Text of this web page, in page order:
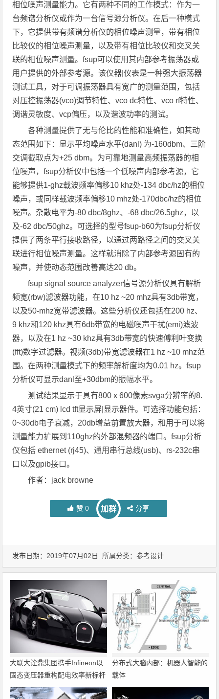
相位噪声测量能力。它有两种不同的工作模式：作为一
台频谱分析仪或作为一台信号源分析仪。在后一种模式
下，它提供带有频谱分析仪的相位噪声测量，带有相位
比较仪的相位噪声测量，以及带有相位比较仪和交叉关
联的相位噪声测量。fsup可以使用其内部参考振荡器或
用户提供的外部参考源。该仪器|仪表是一种强大振荡器
测试工具，对于可调振荡器具有宽广的测量范围，包括
对压控振荡器(vco)调节特性、vco dc特性、vco rf特性、
调谐灵敏度、vcp偏压，以及谐波功率的测试。
各种测量提供了无与伦比的性能和准确性，如其动
态范围如下：显示平均噪声水平(danl) 为-160dbm、三阶
交调截取点为+25 dbm。为可靠地测量高频振荡器的相
位噪声，fsup分析仪中包括一个低噪声内部参考源，它
能够提供1-ghz载波频率偏移10 khz处-134 dbc/hz的相位
噪声，或同样载波频率偏移10 mhz处-170dbc/hz的相位
噪声。杂散电平为-80 dbc/8ghz、-68 dbc/26.5ghz，以
及-62 dbc/50ghz。可选择的型号fsup-b60为fsup分析仪
提供了两条平行接收路径，以通过两路径之间的交叉关
联进行相位噪声测量。这样就消除了内部参考源固有的
噪声，并使动态范围改善高达20 db。
fsup signal source analyzer信号源分析仪具有解析
频宽(rbw)滤波器功能，在10 hz ~20 mhz具有3db带宽，
以及50-mhz宽带滤波器。这些分析仪还包括在200 hz、
9 khz和120 khz具有6db带宽的电磁噪声干扰(emi)滤波
器，以及在1 hz ~30 khz具有3db带宽的快速傅利叶变换
(fft)数字过滤器。视频(3db)带宽滤波器在1 hz ~10 mhz范
围。在两种测量模式下的频率解析度均为0.01 hz。fsup
分析仪可显示danl至+30dbm的振幅水平。
测试结果显示于具有800 x 600像素svga分辨率的8.
4英寸(21 cm) lcd tft显示屏|显示器件。可选择功能包括：
0~30db电子衰减，20db增益前置放大器，和用于可以将
测量能力扩展到110ghz的外部混频器的端口。fsup分析
仪包括 ethernet (rj45)、通用串行总线(usb)、rs-232c串
口以及gpib接口。
作者：jack browne
赞 0 加群 分享
发布日期：2019年07月02日 所属分类：参考设计
大联大诠鼎集团携手Infineon以
固态变压器重构配电效率新标杆
分布式大脑内部：机器人智能的
载体